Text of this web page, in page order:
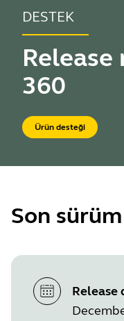
DESTEK
360
Ürün desteği
Son
Release